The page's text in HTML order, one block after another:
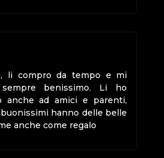
li compro da tempo e mi
benissimo. Li ho
anche ad amici e parenti,
hanno delle belle
anche come regalo